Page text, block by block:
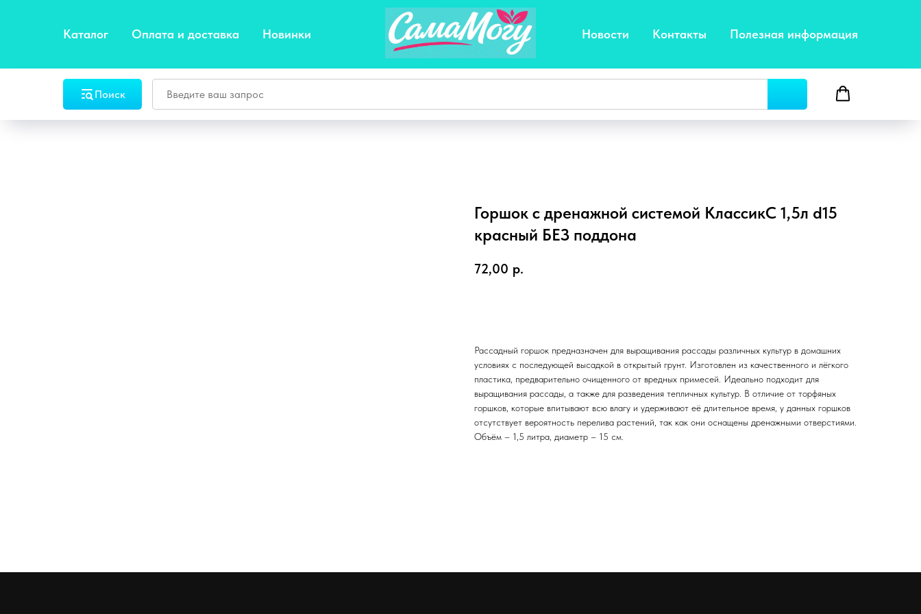
Каталог Оплата и доставка Новинки Новости Контакты Полезная информация
Поиск
Горшок с дренажной системой КлассикС 1,5л d15
красный БЕЗ поддона
72,00 р.
Рассадный горшок предназначен для выращивания рассады различных культур в домашних
условиях с последующей высадкой в открытый грунт. Изготовлен из качественного и лёгкого
пластика, предварительно очищенного от вредных примесей. Идеально подходит для
выращивания рассады, а также для разведения тепличных культур. В отличие от торфяных
горшков, которые впитывают всю влагу и удерживают её длительное время, у данных горшков
отсутствует вероятность перелива растений, так как они оснащены дренажными отверстиями.
Объём – 1,5 литра, диаметр – 15 см.